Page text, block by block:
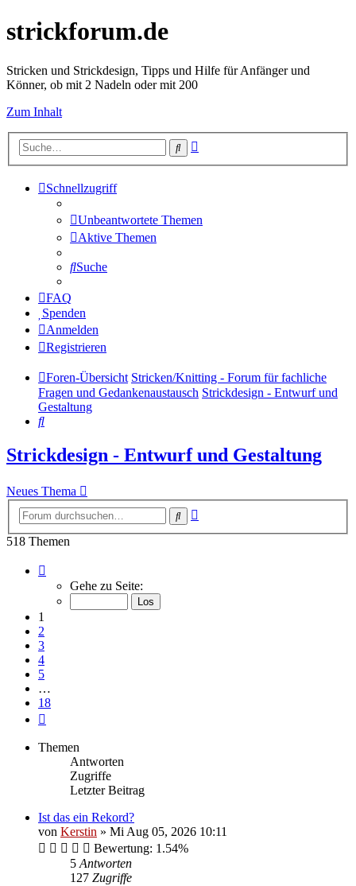
strickforum.de
Stricken und Strickdesign, Tipps und Hilfe für Anfänger und
Könner, ob mit 2 Nadeln oder mit 200
Zum Inhalt
Suche
Schnellzugriff
Unbeantwortete Themen
Aktive Themen
Suche
FAQ
Spenden
Anmelden
Registrieren
Foren-Übersicht Stricken/Knitting - Forum für fachliche
Fragen und Gedankenaustausch Strickdesign - Entwurf und
Gestaltung
Suche
Strickdesign - Entwurf und Gestaltung
Neues Thema
Suche
518 Themen
von
Gehe zu Seite:
1
2
3
4
5
…
18
Themen
Antworten
Zugriffe
Letzter Beitrag
Ist das ein Rekord?
von Kerstin » Mi Aug 05, 2026 10:11
Bewertung: 1.54%
5 Antworten
127 Zugriffe